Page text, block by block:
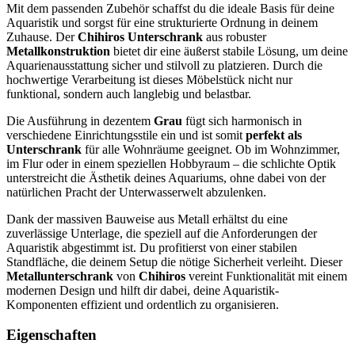
Mit dem passenden Zubehör schaffst du die ideale Basis für deine
Aquaristik und sorgst für eine strukturierte Ordnung in deinem
Zuhause. DerChihiros Unterschrank aus robuster
Metallkonstruktion bietet dir eine äußerst stabile Lösung, um deine
Aquarienausstattung sicher und stilvoll zu platzieren. Durch die
hochwertige Verarbeitung ist dieses Möbelstück nicht nur
funktional, sondern auch langlebig und belastbar.
Die Ausführung in dezentem Grau fügt sich harmonisch in
verschiedene Einrichtungsstile ein und ist somit perfekt als
Unterschrank für alle Wohnräume geeignet. Ob im Wohnzimmer,
im Flur oder in einem speziellen Hobbyraum – die schlichte Optik
unterstreicht die Ästhetik deines Aquariums, ohne dabei von der
natürlichen Pracht der Unterwasserwelt abzulenken.
Dank der massiven Bauweise aus Metall erhältst du eine
zuverlässige Unterlage, die speziell auf die Anforderungen der
Aquaristik abgestimmt ist. Du profitierst von einer stabilen
Standfläche, die deinem Setup die nötige Sicherheit verleiht. Dieser
Metallunterschrank von Chihiros vereint Funktionalität mit einem
modernen Design und hilft dir dabei, deine Aquaristik-
Komponenten effizient und ordentlich zu organisieren.
Eigenschaften